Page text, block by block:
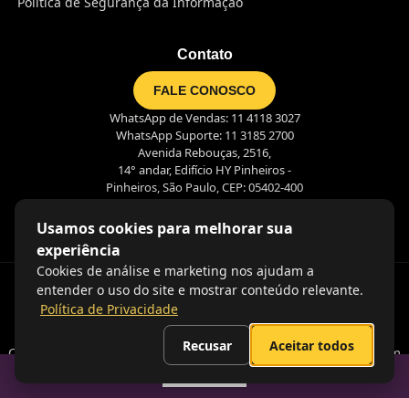
Contato
FALE CONOSCO
WhatsApp de Vendas: 11 4118 3027
WhatsApp Suporte: 11 3185 2700
Avenida Rebouças, 2516,
14° andar, Edifício HY Pinheiros -
Pinheiros, São Paulo, CEP: 05402-400
Coração nas pessoas, olhos no futuro e mãos na massa. É assim
que criamos juntos o futuro do trabalho!
2026. Pontotel. Todos os direitos reservados.
Usamos cookies para melhorar sua
experiência
Cookies de análise e marketing nos ajudam a
entender o uso do site e mostrar conteúdo relevante.
Política de Privacidade
Recusar Aceitar todos